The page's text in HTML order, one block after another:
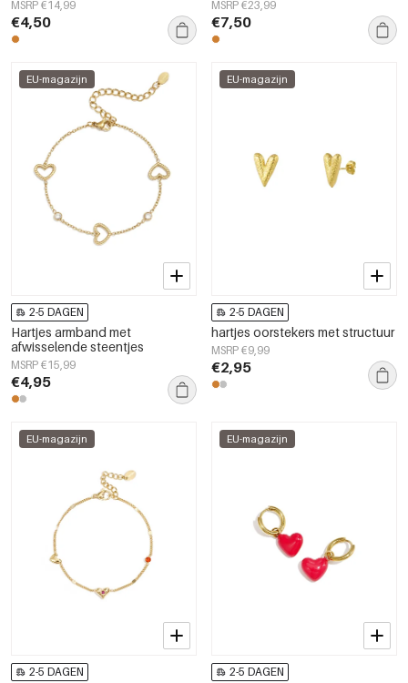
MSRP €14,99
€4,50
MSRP €23,99
€7,50
EU-magazijn
2-5 DAGEN
Hartjes armband met
afwisselende steentjes
MSRP €15,99
€4,95
EU-magazijn
2-5 DAGEN
hartjes oorstekers met structuur
MSRP €9,99
€2,95
EU-magazijn
2-5 DAGEN
EU-magazijn
2-5 DAGEN